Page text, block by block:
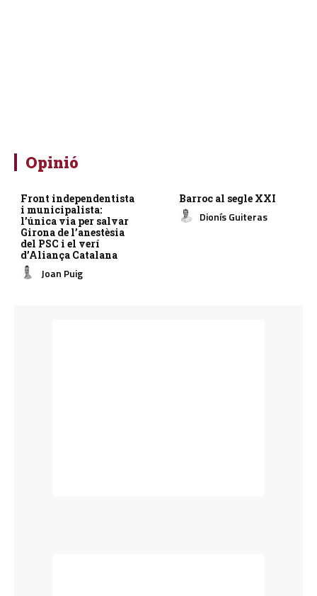
Opinió
Front independentista
i municipalista:
l’única via per salvar
Girona de l’anestèsia
del PSC i el verí
d’Aliança Catalana
Joan Puig
Barroc al segle XXI
Dionís Guiteras